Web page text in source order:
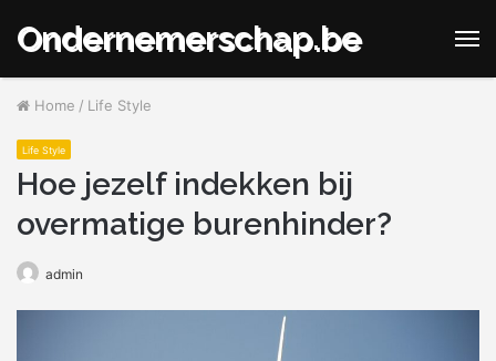
Ondernemerschap.be
Home / Life Style
Life Style
Hoe jezelf indekken bij
overmatige burenhinder?
admin